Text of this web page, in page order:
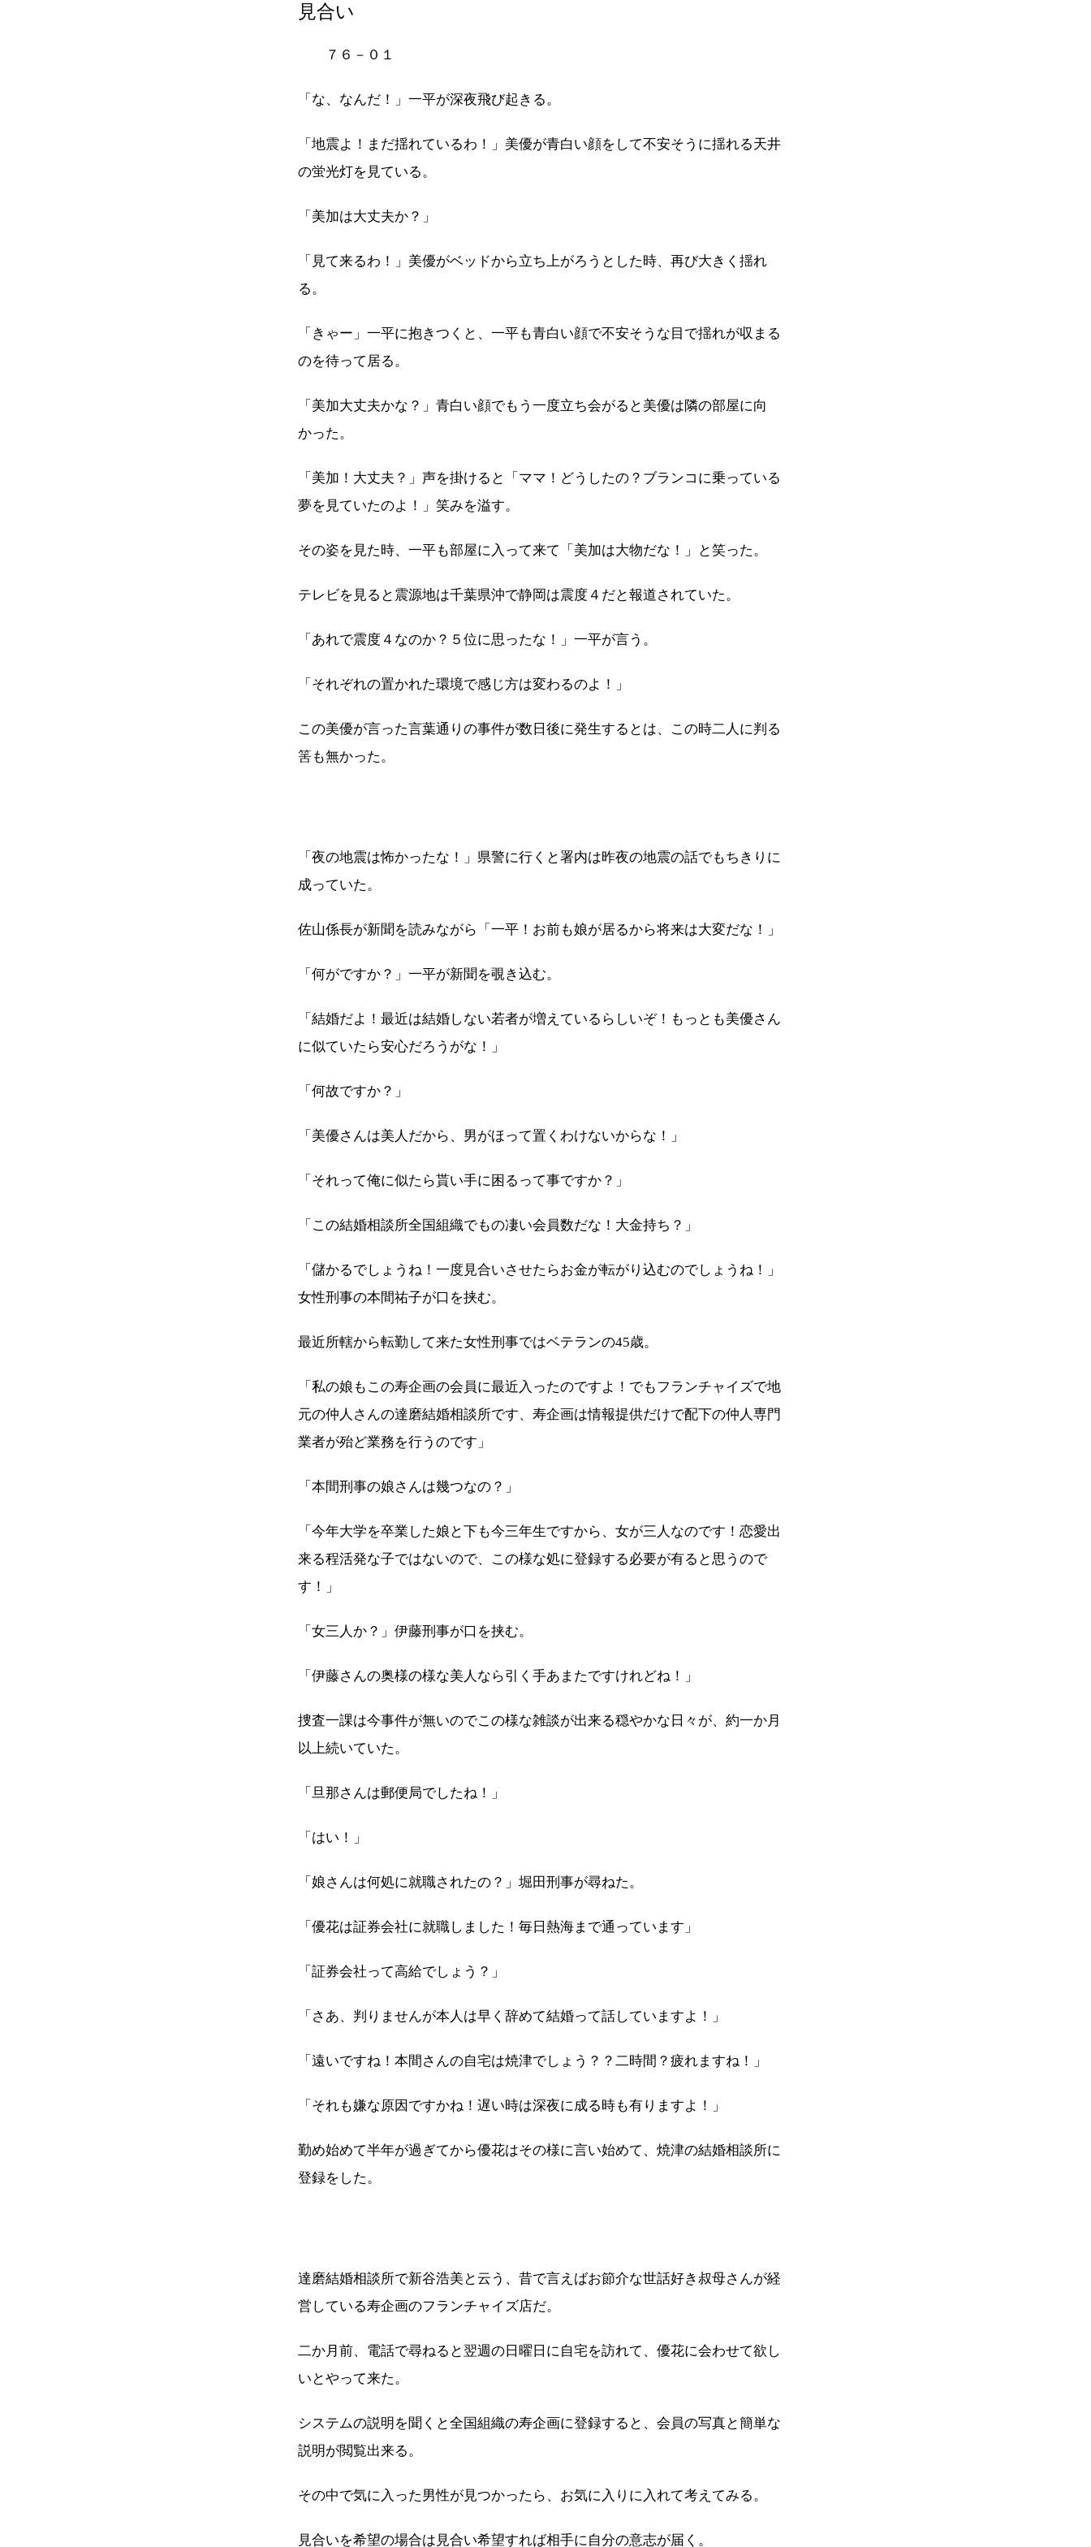
見合い
７６－０１
「な、なんだ！」一平が深夜飛び起きる。
「地震よ！まだ揺れているわ！」美優が青白い顔をして不安そうに揺れる天井
の蛍光灯を見ている。
「美加は大丈夫か？」
「見て来るわ！」美優がベッドから立ち上がろうとした時、再び大きく揺れ
る。
「きゃー」一平に抱きつくと、一平も青白い顔で不安そうな目で揺れが収まる
のを待って居る。
「美加大丈夫かな？」青白い顔でもう一度立ち会がると美優は隣の部屋に向
かった。
「美加！大丈夫？」声を掛けると「ママ！どうしたの？ブランコに乗っている
夢を見ていたのよ！」笑みを溢す。
その姿を見た時、一平も部屋に入って来て「美加は大物だな！」と笑った。
テレビを見ると震源地は千葉県沖で静岡は震度４だと報道されていた。
「あれで震度４なのか？５位に思ったな！」一平が言う。
「それぞれの置かれた環境で感じ方は変わるのよ！」
この美優が言った言葉通りの事件が数日後に発生するとは、この時二人に判る
筈も無かった。
「夜の地震は怖かったな！」県警に行くと署内は昨夜の地震の話でもちきりに
成っていた。
佐山係長が新聞を読みながら「一平！お前も娘が居るから将来は大変だな！」
「何がですか？」一平が新聞を覗き込む。
「結婚だよ！最近は結婚しない若者が増えているらしいぞ！もっとも美優さん
に似ていたら安心だろうがな！」
「何故ですか？」
「美優さんは美人だから、男がほって置くわけないからな！」
「それって俺に似たら貰い手に困るって事ですか？」
「この結婚相談所全国組織でもの凄い会員数だな！大金持ち？」
「儲かるでしょうね！一度見合いさせたらお金が転がり込むのでしょうね！」
女性刑事の本間祐子が口を挟む。
最近所轄から転勤して来た女性刑事ではベテランの45歳。
「私の娘もこの寿企画の会員に最近入ったのですよ！でもフランチャイズで地
元の仲人さんの達磨結婚相談所です、寿企画は情報提供だけで配下の仲人専門
業者が殆ど業務を行うのです」
「本間刑事の娘さんは幾つなの？」
「今年大学を卒業した娘と下も今三年生ですから、女が三人なのです！恋愛出
来る程活発な子ではないので、この様な処に登録する必要が有ると思うので
す！」
「女三人か？」伊藤刑事が口を挟む。
「伊藤さんの奥様の様な美人なら引く手あまたですけれどね！」
捜査一課は今事件が無いのでこの様な雑談が出来る穏やかな日々が、約一か月
以上続いていた。
「旦那さんは郵便局でしたね！」
「はい！」
「娘さんは何処に就職されたの？」堀田刑事が尋ねた。
「優花は証券会社に就職しました！毎日熱海まで通っています」
「証券会社って高給でしょう？」
「さあ、判りませんが本人は早く辞めて結婚って話していますよ！」
「遠いですね！本間さんの自宅は焼津でしょう？？二時間？疲れますね！」
「それも嫌な原因ですかね！遅い時は深夜に成る時も有りますよ！」
勤め始めて半年が過ぎてから優花はその様に言い始めて、焼津の結婚相談所に
登録をした。
達磨結婚相談所で新谷浩美と云う、昔で言えばお節介な世話好き叔母さんが経
営している寿企画のフランチャイズ店だ。
二か月前、電話で尋ねると翌週の日曜日に自宅を訪れて、優花に会わせて欲し
いとやって来た。
システムの説明を聞くと全国組織の寿企画に登録すると、会員の写真と簡単な
説明が閲覧出来る。
その中で気に入った男性が見つかったら、お気に入りに入れて考えてみる。
見合いを希望の場合は見合い希望すれば相手に自分の意志が届く。